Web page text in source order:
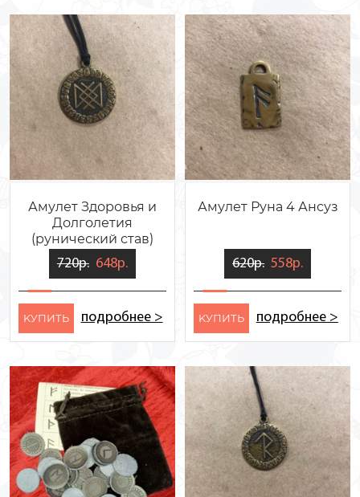
Амулет Здоровья и
Долголетия
(рунический став)
720р. 648р.
KУПИТЬ подробнее >
Амулет Руна 4 Ансуз
620р. 558р.
KУПИТЬ подробнее >